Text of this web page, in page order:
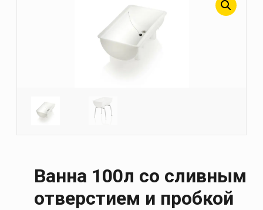
Ванна 100л со сливным
отверстием и пробкой